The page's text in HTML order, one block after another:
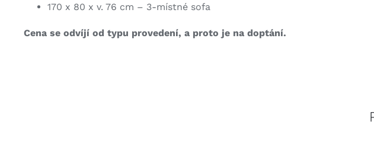
170 x 80 x v. 76 cm – 3-místné sofa
Cena se odvíjí od typu provedení, a proto je na doptání.